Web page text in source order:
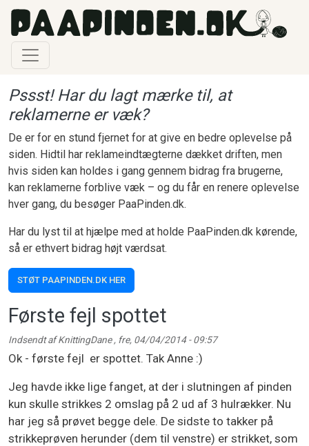
Gå til hovedindhold
Pssst! Har du lagt mærke til, at
reklamerne er væk?
De er for en stund fjernet for at give en bedre oplevelse på
siden. Hidtil har reklameindtægterne dækket driften, men
hvis siden kan holdes i gang gennem bidrag fra brugerne,
kan reklamerne forblive væk – og du får en renere oplevelse
hver gang, du besøger PaaPinden.dk.
Har du lyst til at hjælpe med at holde PaaPinden.dk kørende,
så er ethvert bidrag højt værdsat.
STØT PAAPINDEN.DK HER
Første fejl spottet
Indsendt afKnittingDane , fre, 04/04/2014 - 09:57
Ok - første fejl er spottet. Tak Anne :)
Jeg havde ikke lige fanget, at der i slutningen af pinden
kun skulle strikkes 2 omslag på 2 ud af 3 hulrækker. Nu
har jeg så prøvet begge dele. De sidste to takker på
strikkeprøven herunder (dem til venstre) er strikket, som